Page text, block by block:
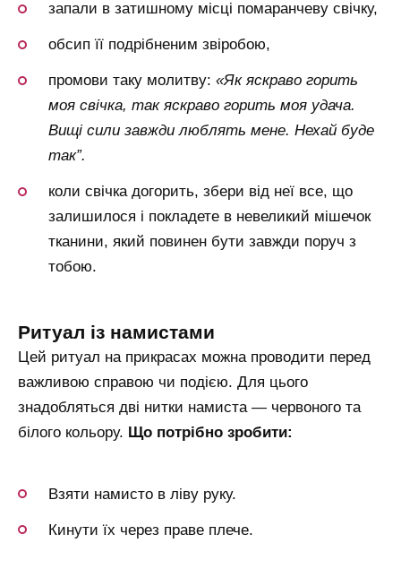
запали в затишному місці помаранчеву свічку,
обсип її подрібненим звіробою,
промови таку молитву: «Як яскраво горить
моя свічка, так яскраво горить моя удача.
Вищі сили завжди люблять мене. Нехай буде
так”.
коли свічка догорить, збери від неї все, що
залишилося і покладете в невеликий мішечок
тканини, який повинен бути завжди поруч з
тобою.
ритуал із намистами
Цей ритуал на прикрасах можна проводити перед
важливою справою чи подією. Для цього
знадобляться дві нитки намиста — червоного та
білого кольору. Що потрібно зробити:
Взяти намисто в ліву руку.
Кинути їх через праве плече.